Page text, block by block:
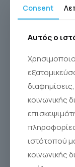
Consent
Αυτός ο
κοινωνικής
ιστότοπού
κοινωνικής